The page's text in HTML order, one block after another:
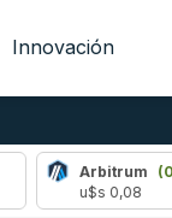
Innovación
Arbitrum
(0,70%)